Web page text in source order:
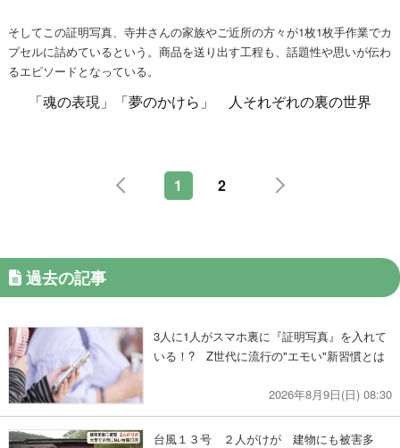
そしてこの証明写真、寺井さんの家族やご近所の方々が1枚1枚手作業でカ
プセルに詰めているという。商品を送り出す工程も、話題性や思いが伝わ
るエピソードとなっている。
「魂の表現」「夢のかけら」 人それぞれの裏の世界
1 2
過去の記事
3人に1人がスマホ裏に『証明写真』を入れて
いる！? Z世代に流行の"エモい"新習慣とは
2026年8月9日(日) 08:30
台風１３号 ２人がけが 建物にも被害多